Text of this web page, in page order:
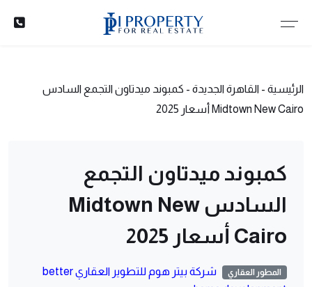
الرئيسية - القاهرة الجديدة - كمبوند ميدتاون التجمع السادس
Midtown New Cairo أسعار 2025
كمبوند ميدتاون التجمع
السادس Midtown New
Cairo أسعار 2025
المطور العقاري
شركة بيتر هوم للتطوير العقاري better